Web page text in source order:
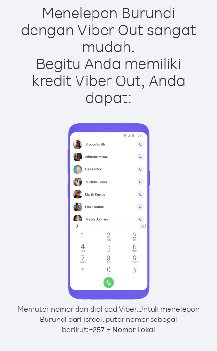
Menelepon Burundi
dengan Viber Out sangat
mudah.
Begitu Anda memiliki
kredit Viber Out, Anda
dapat:
Memutar nomor dari dial pad Viber.Untuk menelepon
Burundi dari Israel, putar nomor sebagai
berikut:+257 + Nomor Lokal